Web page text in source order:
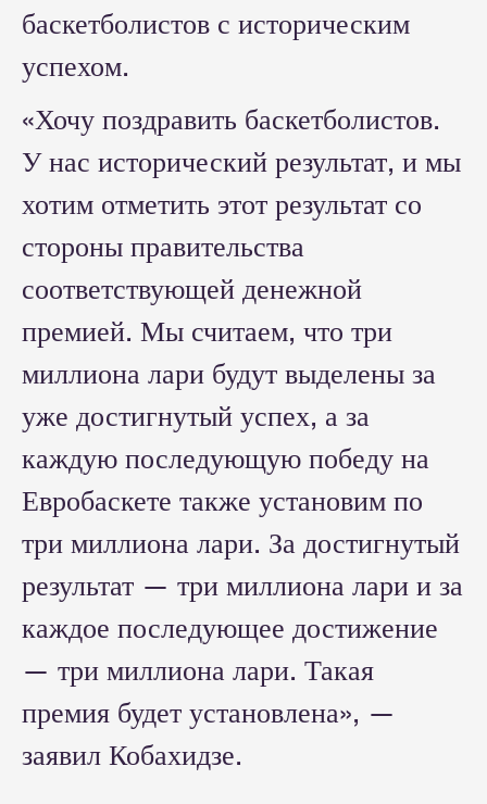
баскетболистов с историческим
успехом.
«Хочу поздравить баскетболистов.
У нас исторический результат, и мы
хотим отметить этот результат со
стороны правительства
соответствующей денежной
премией. Мы считаем, что три
миллиона лари будут выделены за
уже достигнутый успех, а за
каждую последующую победу на
Евробаскете также установим по
три миллиона лари. За достигнутый
результат — три миллиона лари и за
каждое последующее достижение
— три миллиона лари. Такая
премия будет установлена», —
заявил Кобахидзе.